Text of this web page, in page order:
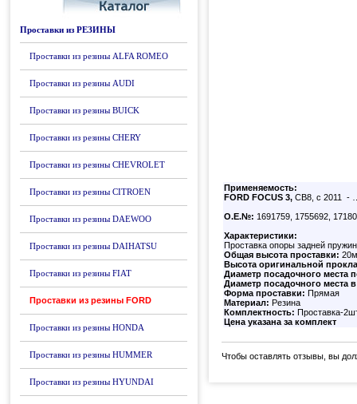
Проставки из РЕЗИНЫ
Проставки из резины ALFA ROMEO
Проставки из резины AUDI
Проставки из резины BUICK
Проставки из резины CHERY
Проставки из резины CHEVROLET
Проставки из резины CITROEN
Проставки из резины DAEWOO
Проставки из резины DAIHATSU
Проставки из резины FIAT
Проставки из резины FORD
Проставки из резины HONDA
Проставки из резины HUMMER
Проставки из резины HYUNDAI
Применяемость:
FORD FOCUS 3, CB8, с 2011 -
О.Е.№: 1691759, 1755692,
Характеристики:
Проставка опоры задней
Общая высота проставки:
Высота оригинальной
Диаметр посадочного места
Диаметр посадочного места
Форма проставки: Прямая
Материал: Резина
Комплектность: Проставка-
Цена указана за комплект
Чтобы оставлять отзывы, вы